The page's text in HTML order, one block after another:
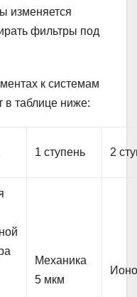
изменяется
фильтры под
к системам
в таблице ниже:
1 ступень 2
Механика
5 мкм